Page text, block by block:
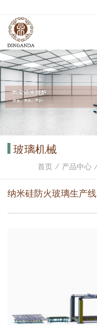
玻璃机械
首页 产品中心
纳米硅防火玻璃生产线